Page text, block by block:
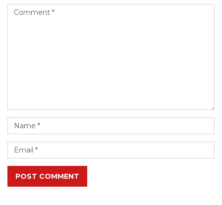
POST COMMENT